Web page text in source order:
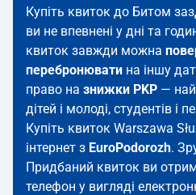
Купіть квиток до Битом
ви не впевнені у дні та
квиток завжди можна
перебронювати на іншу
право на знижки PKP —
дітей і молоді, студентів і
Купіть квиток Warszawa
інтернет з EuroPodorozh.
Придбаний квиток ви
телефон у вигляді